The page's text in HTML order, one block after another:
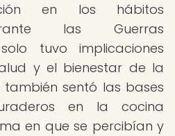
en los hábitos
las Guerras
tuvo implicaciones
y el bienestar de la
sentó las bases
en la cocina
en que se percibían y